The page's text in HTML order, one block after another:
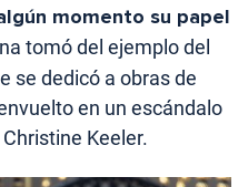
momento su papel
tomó del ejemplo del
se dedicó a obras de
en un escándalo
Keeler.